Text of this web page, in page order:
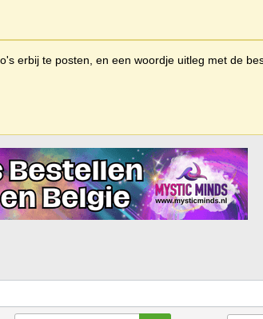
erbij te posten, en een woordje uitleg met de